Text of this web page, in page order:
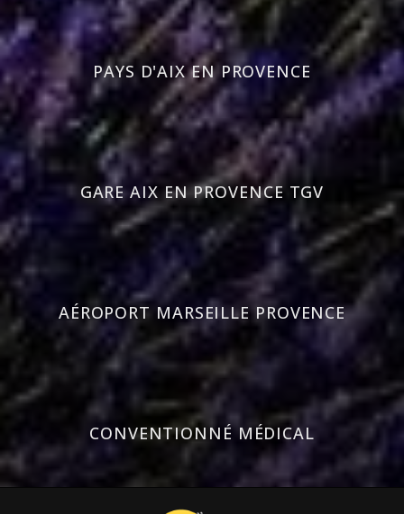
PAYS D'AIX EN PROVENCE
GARE AIX EN PROVENCE TGV
AÉROPORT MARSEILLE PROVENCE
CONVENTIONNÉ MÉDICAL